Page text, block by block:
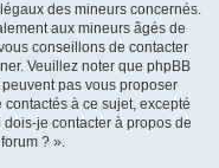
des mineurs concernés.
aux mineurs âgés de
conseillons de contacter
Veuillez noter que phpBB
pas vous proposer
à ce sujet, excepté
dois-je contacter à propos de
? ».